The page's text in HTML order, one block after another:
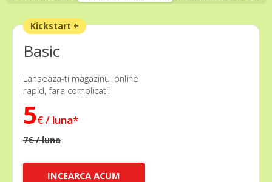
Kickstart +
Basic
Lanseaza-ti magazinul online
rapid, fara complicatii
5€ / luna*
7€ / luna
INCEARCA ACUM